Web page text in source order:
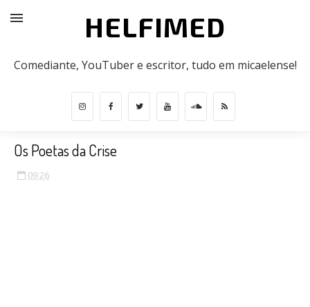
HELFIMED
Comediante, YouTuber e escritor, tudo em micaelense!
Os Poetas da Crise
09:26